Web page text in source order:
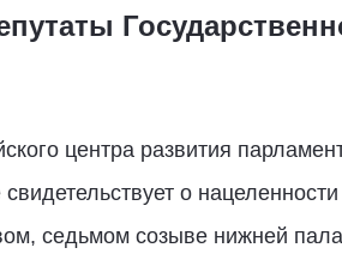
центра развития
о
седьмом созыве нижней